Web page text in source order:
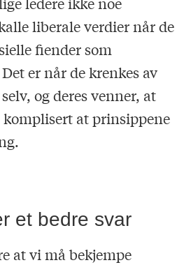
liberale verdier når de
fiender som
er når de krenkes av
og deres venner, at
at prinsippene
et bedre svar
at vi må bekjempe